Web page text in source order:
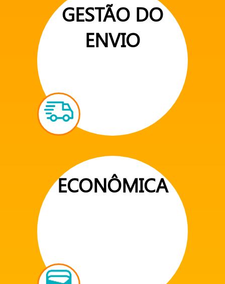
GESTÃO DO
ENVIO
ECONÔMICA